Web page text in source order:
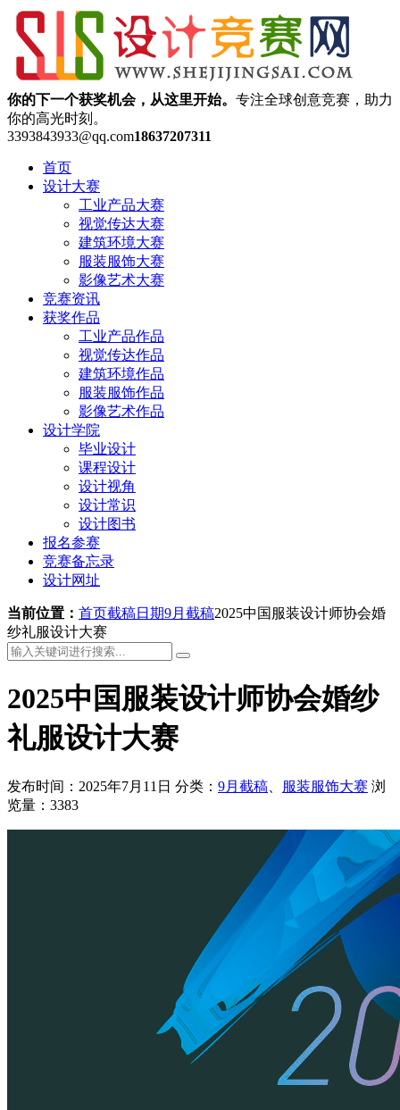
你的下一个获奖机会，从这里开始。 专注全球创意竞赛，助力
你的高光时刻。
3393843933@qq.com18637207311
首页
设计大赛
工业产品大赛
视觉传达大赛
建筑环境大赛
服装服饰大赛
影像艺术大赛
竞赛资讯
获奖作品
工业产品作品
视觉传达作品
建筑环境作品
服装服饰作品
影像艺术作品
设计学院
毕业设计
课程设计
设计视角
设计常识
设计图书
报名参赛
竞赛备忘录
设计网址
当前位置： 首页截稿日期9月截稿2025中国服装设计师协会婚
纱礼服设计大赛
2025中国服装设计师协会婚纱
礼服设计大赛
发布时间：2025年7月11日 分类： 9月截稿 服装服饰大赛 浏
览量：3383